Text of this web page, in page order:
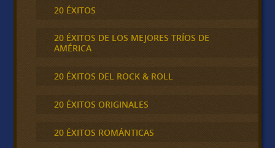
20 ÉXITOS
20 ÉXITOS DE LOS MEJORES TRÍOS DE
AMÉRICA
20 ÉXITOS DEL ROCK & ROLL
20 ÉXITOS ORIGINALES
20 ÉXITOS ROMÁNTICAS